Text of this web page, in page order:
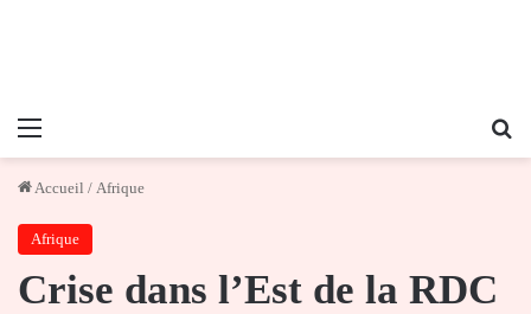
Menu
Accueil / Afrique
Afrique
Crise dans l’Est de la RDC